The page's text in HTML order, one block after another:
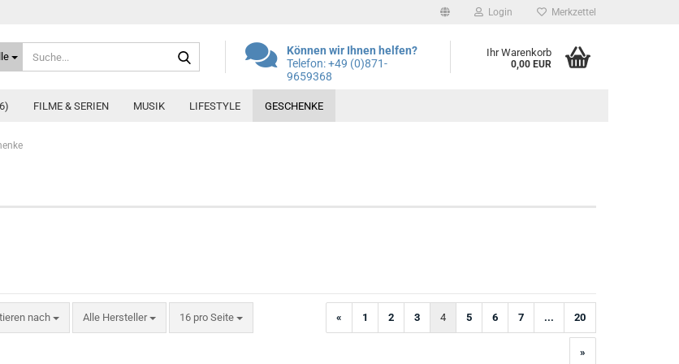
Login Merkzettel
Können wir Ihnen helfen?
Telefon: +49 (0)871-
9659368
Ihr Warenkorb
0,00 EUR
FILME & SERIEN MUSIK LIFESTYLE GESCHENKE
nach
nach Alle Hersteller 16 pro Seite
pro Seite « 1 2 3 4 5 6 7 ... 20
»